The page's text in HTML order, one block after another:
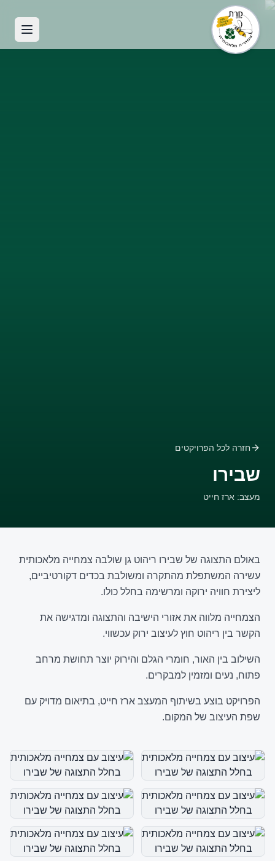
חזרה לכל הפרויקטים
שבירו
מעצב: ארז חייט
באולם התצוגה של שבירו ריהוט גן שולבה צמחייה מלאכותית
עשירה המשתפלת מהתקרה ומשולבת בכדים דקורטיביים,
ליצירת חוויה ירוקה ומרשימה בחלל כולו.
הצמחייה מלווה את אזורי הישיבה והתצוגה ומדגישה את
הקשר בין ריהוט חוץ לעיצוב ירוק עכשווי.
השילוב בין האור, חומרי הגלם והירוק יוצר תחושת מרחב
פתוח, נעים ומזמין למבקרים.
הפרויקט בוצע בשיתוף המעצב ארז חייט, בתיאום מדויק עם
שפת העיצוב של המקום.